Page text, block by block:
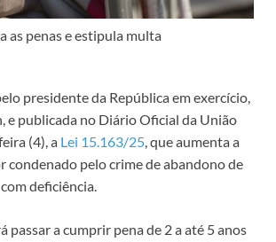
as penas e estipula multa
presidente da República em exercício,
e publicada no Diário Oficial da União
(4), a Lei 15.163/25, que aumenta a
condenado pelo crime de abandono de
deficiência.
passar a cumprir pena de 2 a até 5 anos